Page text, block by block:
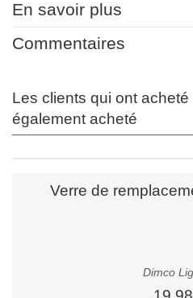
En savoir plus
Commentaires
Les clients qui ont
également acheté
Verre de
Dimco